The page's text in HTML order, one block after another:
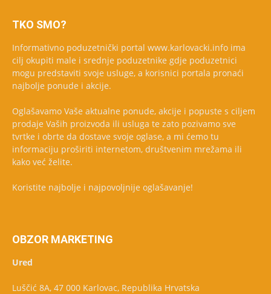
TKO SMO?
Informativno poduzetnički portal www.karlovacki.info ima
cilj okupiti male i srednje poduzetnike gdje poduzetnici
mogu predstaviti svoje usluge, a korisnici portala pronaći
najbolje ponude i akcije.
Oglašavamo Vaše aktualne ponude, akcije i popuste s ciljem
prodaje Vaših proizvoda ili usluga te zato pozivamo sve
tvrtke i obrte da dostave svoje oglase, a mi ćemo tu
informaciju proširiti internetom, društvenim mrežama ili
kako već želite.
Koristite najbolje i najpovoljnije oglašavanje!
OBZOR MARKETING
Ured
Luščić 8A, 47 000 Karlovac, Republika Hrvatska